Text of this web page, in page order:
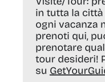
in tutta la
ogni vacanza
prenoti qui,
prenotare
tour desideri!
su